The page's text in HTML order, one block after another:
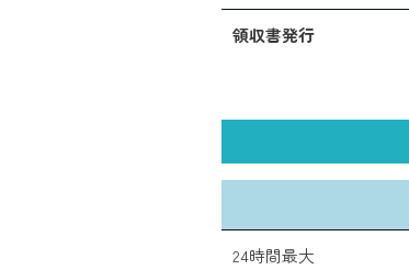
領収書発行
24時間最大